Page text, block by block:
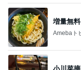
増量無
Amebaト
小川菜